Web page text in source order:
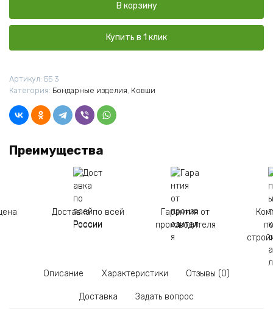
черпак
бондарный
длинная
литра
В корзину
Купить в 1 клик
Артикул: ББ 3
Категория: Бондарные изделия Ковши
Преимущества
Доставка по всей
России
Гарантия от
производителя
Описание Характеристики Отзывы (0)
Доставка Задать вопрос